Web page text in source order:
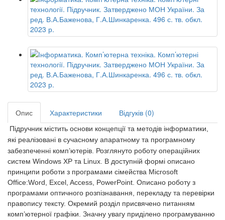
Опис Характеристики Відгуків (0)
Підручник містить основи концепції та методів інформатики,
які реалізовані в сучасному апаратному та програмному
забезпеченні комп’ютерів. Розглянуто роботу операційних
систем Windows XP та Linux. В доступній формі описано
принципи роботи з програмами сімейства Microsoft
Office:Word, Excel, Access, PowerPoint. Описано роботу з
програмами оптичного розпізнавання, перекладу та перевірки
правопису тексту. Окремий розділ присвячено питанням
комп’ютерної графіки. Значну увагу приділено програмуванню